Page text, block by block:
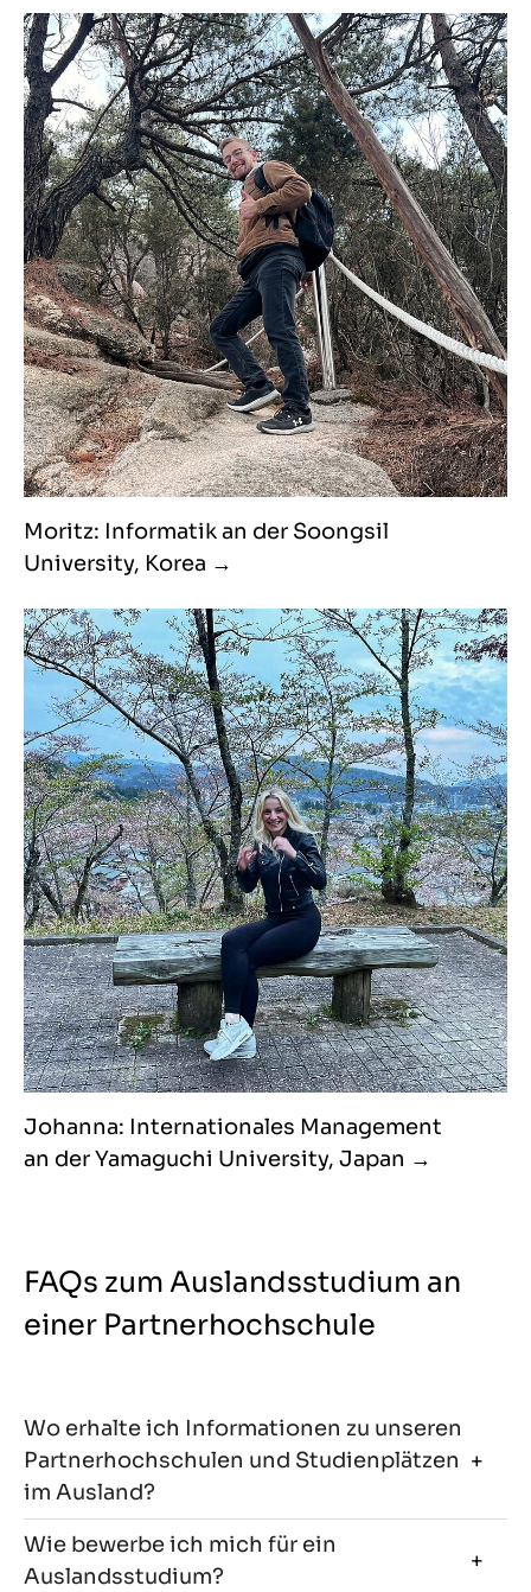
Moritz: Informatik an der Soongsil
University, Korea
Johanna: Internationales Management
an der Yamaguchi University, Japan
FAQs zum Auslandsstudium an
einer Partnerhochschule
Wo erhalte ich Informationen zu unseren
Partnerhochschulen und Studienplätzen
im Ausland?
Wie bewerbe ich mich für ein
Auslandsstudium?